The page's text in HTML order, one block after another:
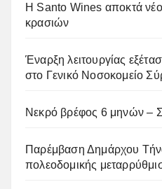
Η Santo Wines αποκτά νέο
κρασιών
Έναρξη λειτουργίας
στο Γενικό Νοσοκομείο
Νεκρό βρέφος 6 μηνών –
Παρέμβαση Δημάρχου
πολεοδομικής